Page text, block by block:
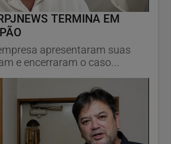
TERMINA EM
apresentaram suas
e encerraram o caso...